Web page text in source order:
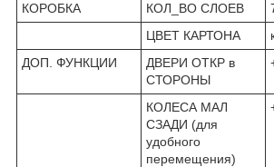
КОРОБКА
КОЛ_ВО СЛОЕВ
ЦВЕТ КАРТОНА
ДОП. ФУНКЦИИ
ДВЕРИ ОТКР в
СТОРОНЫ
КОЛЕСА МАЛ
СЗАДИ (для
удобного
перемещения)